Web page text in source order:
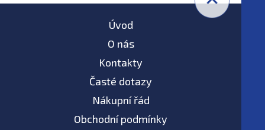
Úvod
O nás
Kontakty
Časté dotazy
Nákupní řád
Obchodní podmínky